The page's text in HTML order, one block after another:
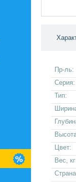
Пр-ль:
Серия:
Тип:
Цвет:
Вес,